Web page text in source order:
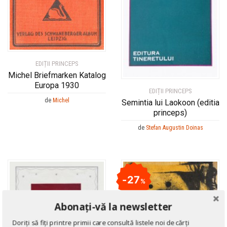
EDIȚII PRINCEPS
Michel Briefmarken Katalog
Europa 1930
de Michel
EDIȚII PRINCEPS
Semintia lui Laokoon (editia
princeps)
de Stefan Augustin Doinas
27%
Abonați-vă la newsletter
Doriți să fiți printre primii care consultă listele noi de cărți